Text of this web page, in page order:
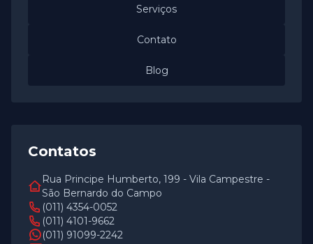
Serviços
Contato
Blog
Contatos
Rua Principe Humberto, 199 - Vila Campestre -
São Bernardo do Campo
(011) 4354-0052
(011) 4101-9662
(011) 91099-2242